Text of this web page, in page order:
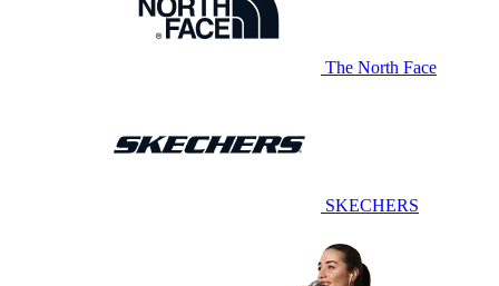
The North Face
SKECHERS